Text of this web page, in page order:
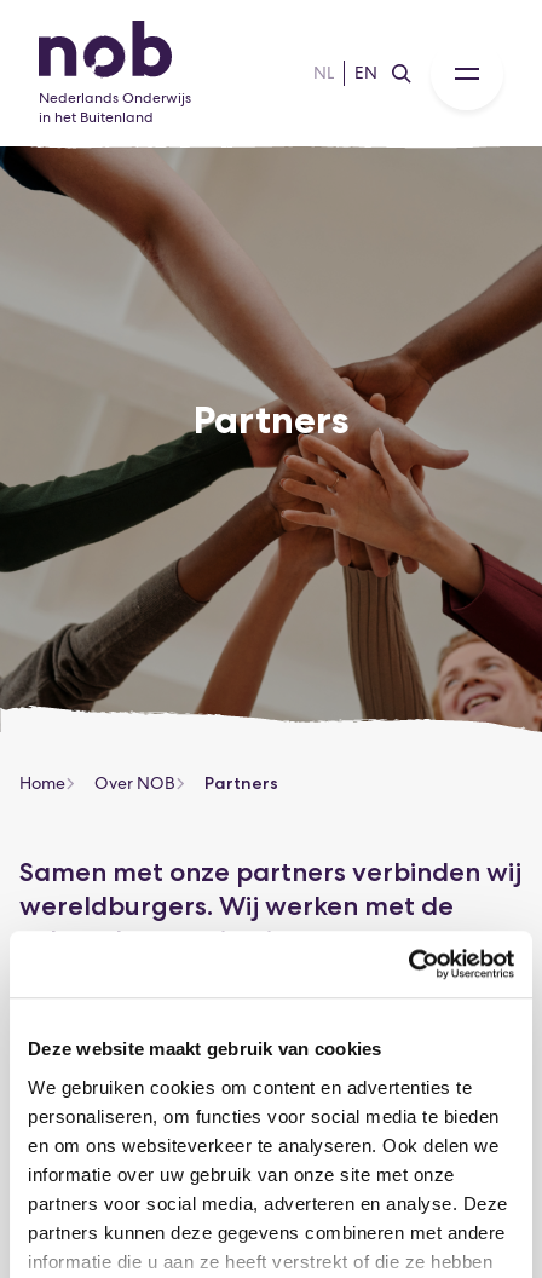
Deze website maakt gebruik van cookies
We gebruiken cookies om content en advertenties te
personaliseren, om functies voor social media te bieden
en om ons websiteverkeer te analyseren. Ook delen we
informatie over uw gebruik van onze site met onze
partners voor social media, adverteren en analyse. Deze
partners kunnen deze gegevens combineren met andere
informatie die u aan ze heeft verstrekt of die ze hebben
Nederlands Onderwijs
in het Buitenland
NL EN
Partners
Home Over NOB Partners
Samen met onze partners verbinden wij
wereldburgers. Wij werken met de
volgende organisaties samen.